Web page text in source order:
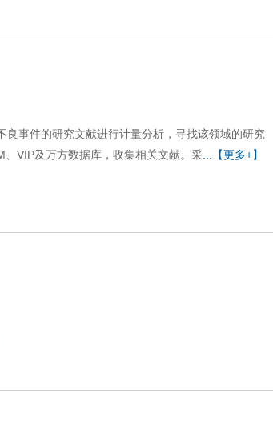
事件的研究文献进行计量分析，寻找该领域的研究
VIP及万方数据库，收集相关文献。采 ...【更多+】